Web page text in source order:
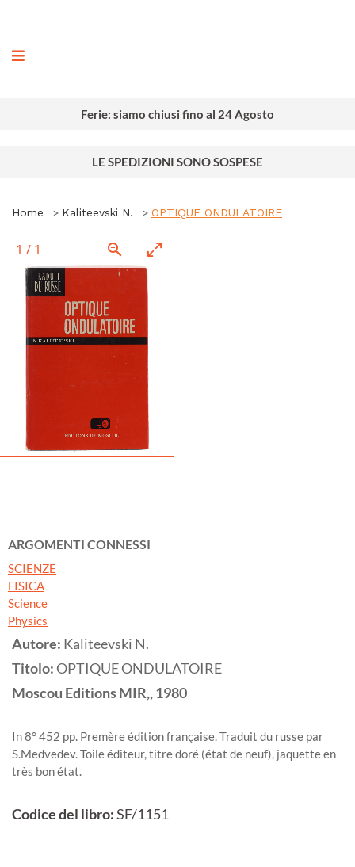
Ferie: siamo chiusi fino al 24 Agosto
LE SPEDIZIONI SONO SOSPESE
Home Kaliteevski N. OPTIQUE ONDULATOIRE
1 / 1
ARGOMENTI CONNESSI
SCIENZE
FISICA
Science
Physics
Autore: Kaliteevski N.
Titolo:OPTIQUE ONDULATOIRE
Moscou Editions MIR,,1980
In 8° 452 pp. Premère édition française. Traduit du russe par
S.Medvedev. Toile éditeur, titre doré (état de neuf), jaquette en
très bon état.
Codice del libro:SF/1151